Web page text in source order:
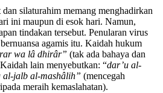
dan silaturahim memang menghadirkan
ini maupun di esok hari. Namun,
tindakan tersebut. Penularan virus
agamis itu. Kaidah hukum
wa lâ dhirâr” (tak ada bahaya dan
lain menyebutkan: “dar’u al-
al-jalb al-mashâlih” (mencegah
meraih kemaslahatan).